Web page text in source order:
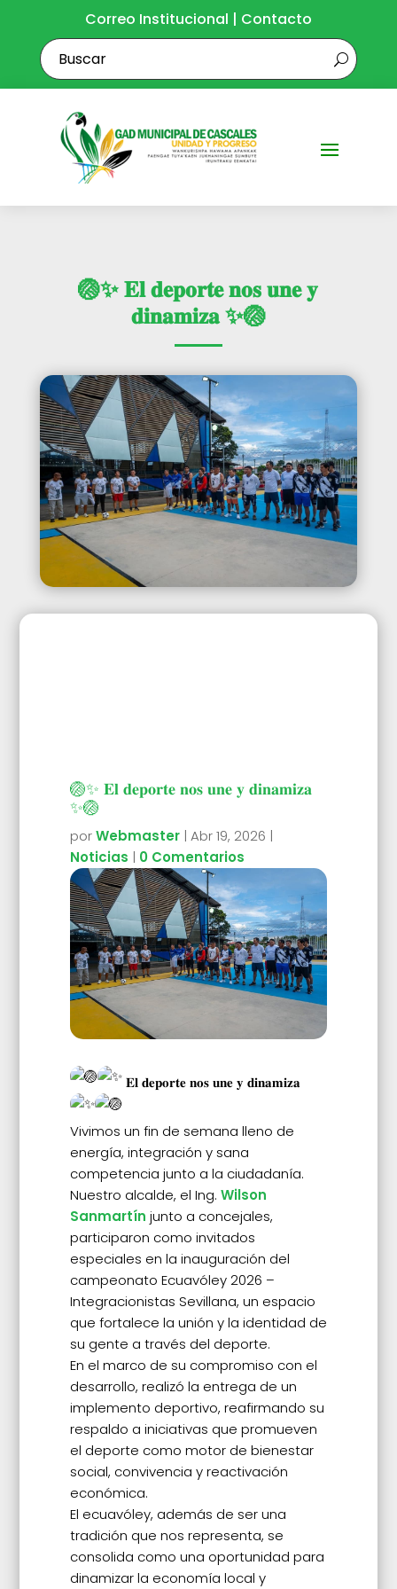
Correo Institucional | Contacto
🏐✨ 𝐄𝐥 𝐝𝐞𝐩𝐨𝐫𝐭𝐞 𝐧𝐨𝐬 𝐮𝐧𝐞 𝐲
𝐝𝐢𝐧𝐚𝐦𝐢𝐳𝐚 ✨🏐
🏐✨ 𝐄𝐥 𝐝𝐞𝐩𝐨𝐫𝐭𝐞 𝐧𝐨𝐬 𝐮𝐧𝐞 𝐲 𝐝𝐢𝐧𝐚𝐦𝐢𝐳𝐚
✨🏐
porWebmaster| Abr 19, 2026 |
Noticias | 0 Comentarios
𝐄𝐥 𝐝𝐞𝐩𝐨𝐫𝐭𝐞 𝐧𝐨𝐬 𝐮𝐧𝐞 𝐲 𝐝𝐢𝐧𝐚𝐦𝐢𝐳𝐚
Vivimos un fin de semana lleno de
energía, integración y sana
competencia junto a la ciudadanía.
Nuestro alcalde, el Ing. Wilson
Sanmartín junto a concejales,
participaron como invitados
especiales en la inauguración del
campeonato Ecuavóley 2026 –
Integracionistas Sevillana, un espacio
que fortalece la unión y la identidad de
su gente a través del deporte.
En el marco de su compromiso con el
desarrollo, realizó la entrega de un
implemento deportivo, reafirmando su
respaldo a iniciativas que promueven
el deporte como motor de bienestar
social, convivencia y reactivación
económica.
El ecuavóley, además de ser una
tradición que nos representa, se
consolida como una oportunidad para
dinamizar la economía local y